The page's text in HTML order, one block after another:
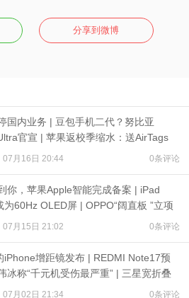
分享到微博
国内业务 | 豆包手机二代？努比亚
官宣 | 苹果返校季缩水：送AirTags
07月16日 20:44 0条评论
你，苹果Apple智能完成备案 | iPad
为60Hz OLED屏 | OPPO“阔直板 ”立项
07月15日 21:02 0条评论
iPhone增距镜发布 | REDMI Note17预
冰称“千元机受伤最严重” | 三星宽折叠
日发布
07月02日 21:34 0条评论